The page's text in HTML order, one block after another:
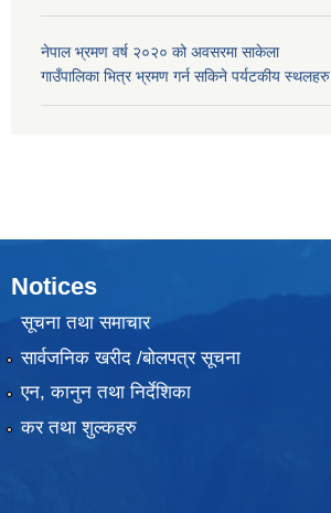
नेपाल भ्रमण वर्ष २०२० को अवसरमा साकेला
गाउँपालिका भित्र भ्रमण गर्न सकिने पर्यटकीय स्थलहरु
Notices
सूचना तथा समाचार
सार्वजनिक खरीद /बोलपत्र सूचना
एन, कानुन तथा निर्देशिका
कर तथा शुल्कहरु